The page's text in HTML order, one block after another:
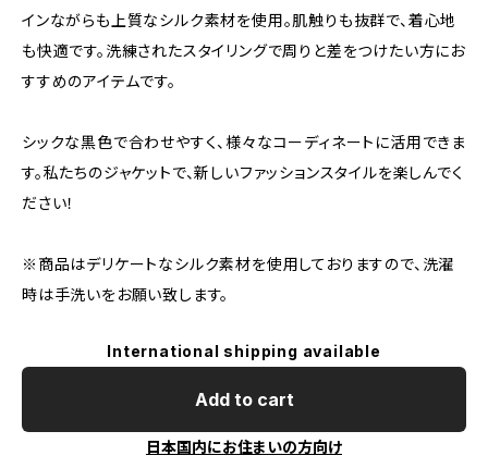
インながらも上質なシルク素材を使用。肌触りも抜群で、着心地
も快適です。洗練されたスタイリングで周りと差をつけたい方にお
すすめのアイテムです。
シックな黒色で合わせやすく、様々なコーディネートに活用できま
す。私たちのジャケットで、新しいファッションスタイルを楽しんでく
ださい！
※商品はデリケートなシルク素材を使用しておりますので、洗濯
時は手洗いをお願い致します。
International shipping available
Add to cart
日本国内にお住まいの方向け